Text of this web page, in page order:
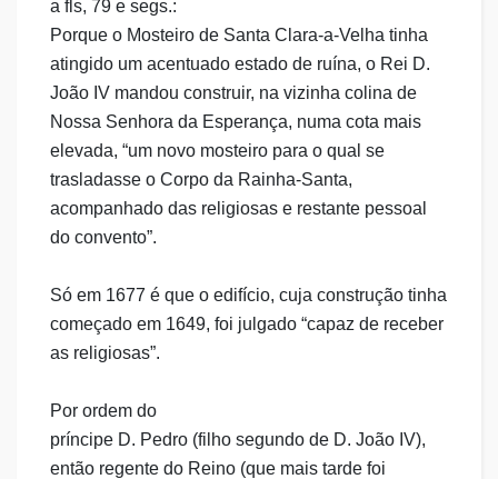
a fls, 79 e segs.:
Porque o Mosteiro de Santa Clara-a-Velha tinha
atingido um acentuado estado de ruína, o Rei D.
João IV mandou construir, na vizinha colina de
Nossa Senhora da Esperança, numa cota mais
elevada, “um novo mosteiro para o qual se
trasladasse o Corpo da Rainha-Santa,
acompanhado das religiosas e restante pessoal
do convento”.
Só em 1677 é que o edifício, cuja construção tinha
começado em 1649, foi julgado “capaz de receber
as religiosas”.
Por ordem do
príncipe D. Pedro (filho segundo de D. João IV),
então regente do Reino (que mais tarde foi